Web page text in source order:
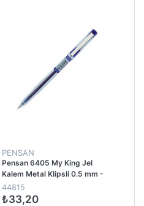
PENSAN
Pensan 6405 My King Jel
Kalem Metal Klipsli 0.5 mm -
Mavi
44815
₺33,20